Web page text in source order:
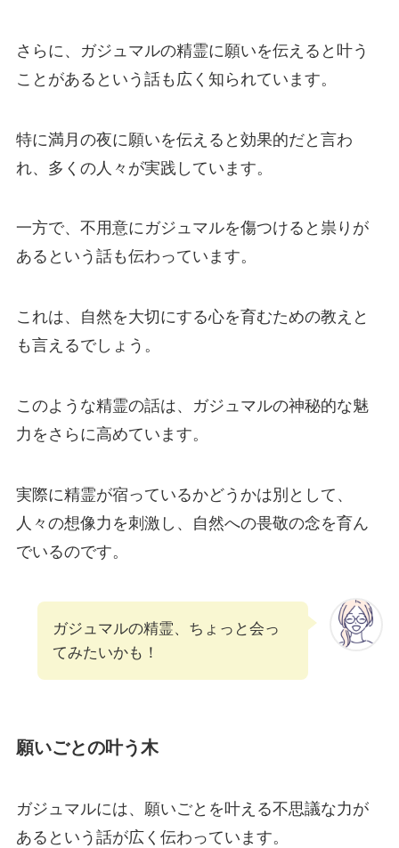
さらに、ガジュマルの精霊に願いを伝えると叶う
ことがあるという話も広く知られています。
特に満月の夜に願いを伝えると効果的だと言わ
れ、多くの人々が実践しています。
一方で、不用意にガジュマルを傷つけると祟りが
あるという話も伝わっています。
これは、自然を大切にする心を育むための教えと
も言えるでしょう。
このような精霊の話は、ガジュマルの神秘的な魅
力をさらに高めています。
実際に精霊が宿っているかどうかは別として、
人々の想像力を刺激し、自然への畏敬の念を育ん
でいるのです。
ガジュマルの精霊、ちょっと会っ
てみたいかも！
願いごとの叶う木
ガジュマルには、願いごとを叶える不思議な力が
あるという話が広く伝わっています。